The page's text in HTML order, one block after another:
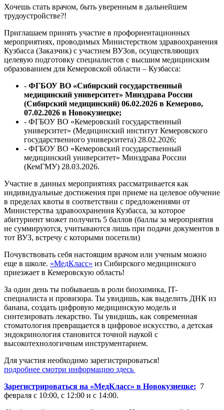
Хочешь стать врачом, быть уверенным в дальнейшем
трудоустройстве?!
Приглашаем принять участие в профориентационных
мероприятиях, проводимых Министерством здравоохранения
Кузбасса (Заказчик) с участием ВУЗов, осуществляющих
целевую подготовку специалистов с высшим медицинским
образованием для Кемеровской области – Кузбасса:
- ФГБОУ ВО «Сибирский государственный
медицинский университет» Минздрава России
(Сибирский медицинский) 06.02.2026 в Кемерово,
07.02.2026 в Новокузнецке;
- ФГБОУ ВО «Кемеровский государственный
университет» (Медицинский институт Кемеровского
государственного университета) 28.02.2026;
- ФГБОУ ВО «Кемеровский государственный
медицинский университет» Минздрава России
(КемГМУ) 28.03.2026.
Участие в данных мероприятиях рассматривается как
индивидуальные достижения при приеме на целевое обучение
в пределах квоты в соответствии с предложениями от
Министерства здравоохранения Кузбасса, за которое
абитуриент может получить 5 баллов (баллы за мероприятия
не суммируются, учитываются лишь при подачи документов в
тот ВУЗ, встречу с которыми посетили)
Почувствовать себя настоящим врачом или ученым можно
еще в школе. «МедКласс» из Сибирского медицинского
приезжает в Кемеровскую область!
За один день ты побываешь в роли биохимика, IT-
специалиста и провизора. Ты увидишь, как выделить ДНК из
банана, создать цифровую медицинскую модель и
синтезировать лекарство. Ты увидишь, как современная
стоматология превращается в цифровое искусство, а детская
эндокринология становится точной наукой с
высокотехнологичным инструментарием.
Для участия необходимо зарегистрироваться!
подробнее смотри информацию здесь
Зарегистрироваться на «МедКласс» в Новокузнецке: 7
февраля с 10:00, с 12:00 и с 14:00.